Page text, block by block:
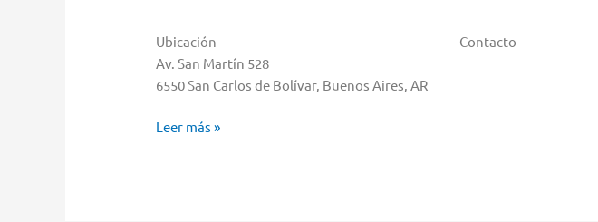
Ubicación
Av. San Martín 528
6550 San Carlos de Bolívar, Buenos Aires, AR
Contacto
Pardo
Leer más »